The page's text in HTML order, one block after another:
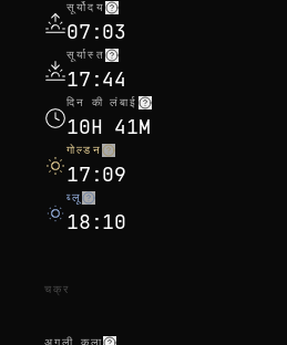
सूर्योदय
07:03
सूर्यास्त
17:44
दिन की लंबाई
10H 41M
गोल्डन
17:09
ब्लू
18:10
चक्र
अगली कला